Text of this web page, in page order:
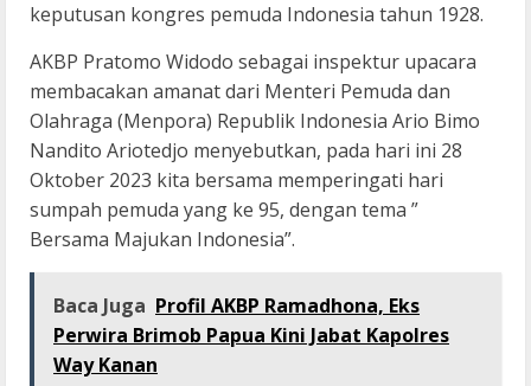
keputusan kongres pemuda Indonesia tahun 1928.
AKBP Pratomo Widodo sebagai inspektur upacara
membacakan amanat dari Menteri Pemuda dan
Olahraga (Menpora) Republik Indonesia Ario Bimo
Nandito Ariotedjo menyebutkan, pada hari ini 28
Oktober 2023 kita bersama memperingati hari
sumpah pemuda yang ke 95, dengan tema ”
Bersama Majukan Indonesia”.
Baca Juga Profil AKBP Ramadhona, Eks
Perwira Brimob Papua Kini Jabat Kapolres
Way Kanan